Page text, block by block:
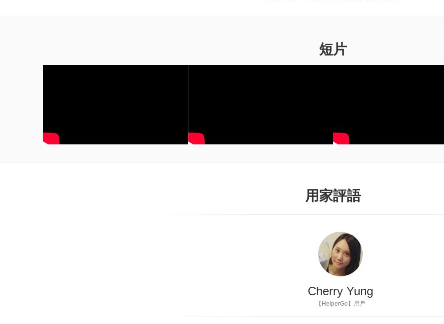
短片
用家評語
余媽媽
資深教育工作者、在職媽媽Blogger